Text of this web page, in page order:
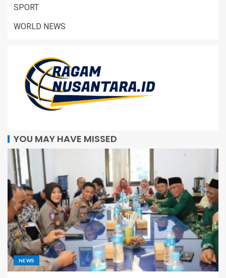
SPORT
WORLD NEWS
YOU MAY HAVE MISSED
NEWS